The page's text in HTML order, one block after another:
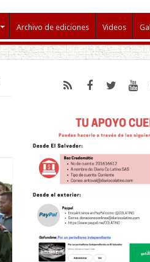
Archivo de ediciones Videos